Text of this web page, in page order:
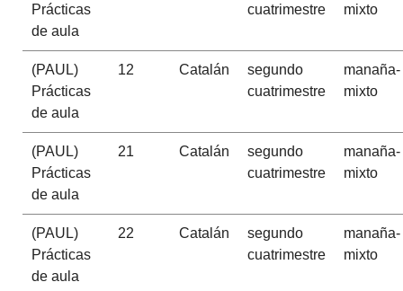
Prácticas
de aula
cuatrimestre
mixto
(PAUL)
Prácticas
de aula
12 Catalán
segundo
cuatrimestre
manaña-
mixto
(PAUL)
Prácticas
de aula
21 Catalán
segundo
cuatrimestre
manaña-
mixto
(PAUL)
Prácticas
de aula
22 Catalán
segundo
cuatrimestre
manaña-
mixto